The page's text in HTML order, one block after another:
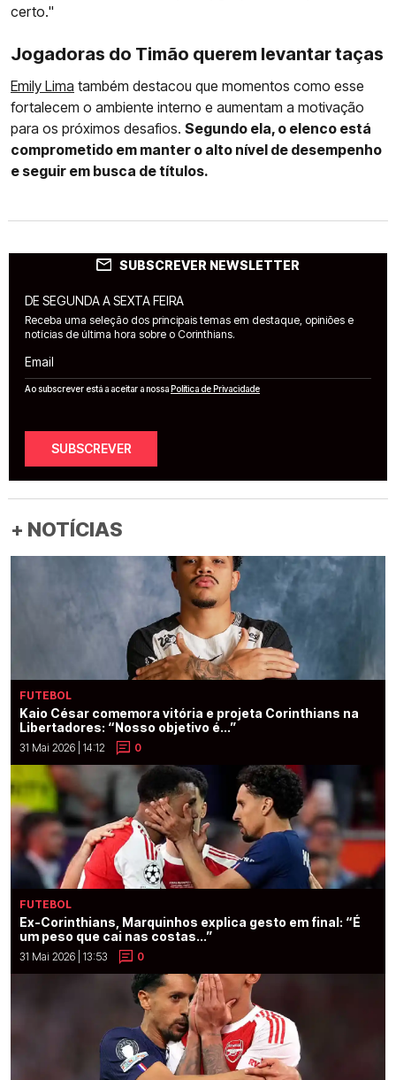
certo."
Jogadoras do Timão querem levantar taças
Emily Lima também destacou que momentos como esse
fortalecem o ambiente interno e aumentam a motivação
para os próximos desafios. Segundo ela, o elenco está
comprometido em manter o alto nível de desempenho
e seguir em busca de títulos.
SUBSCREVER NEWSLETTER
DE SEGUNDA A SEXTA FEIRA
Receba uma seleção dos principais temas em destaque, opiniões e
notícias de última hora sobre o Corinthians.
Email
Ao subscrever está a aceitar a nossaPolítica de Privacidade
SUBSCREVER
+ NOTÍCIAS
FUTEBOL
Kaio César comemora vitória e projeta Corinthians na
Libertadores: “Nosso objetivo é...”
31 Mai 2026 | 14:12 0
FUTEBOL
Ex-Corinthians, Marquinhos explica gesto em final: “É
um peso que cai nas costas...”
31 Mai 2026 | 13:53 0